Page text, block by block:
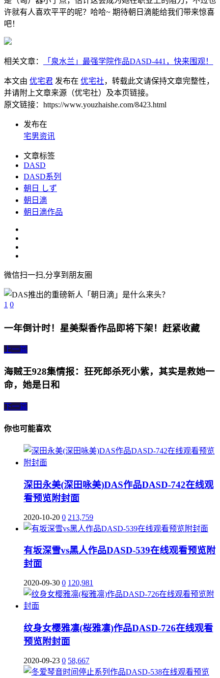
许就有人喜欢平平的呢？哈哈~ 期待朝日滴能给我们带来惊喜
吧！
相关文章： 「泉水兰」最强学院作品DASD-441，快来围观！
本文由 优宅君 发布在 优宅社，转载此文请保持文章完整性，
并请附上文章来源（优宅社）及本页链接。
原文链接：https://www.youzhaishe.com/8423.html
发布在
宅男资讯
文章标签
DASD
DASD系列
朝日 しず
朝日滴
朝日滴作品
微信扫一扫,分享到朋友圈
1 0
一年倒计时！星美梨香作品即将下架！赶紧收藏
上一篇
海贼王928集情报：狂死郎杀死小紫，其实是救她一
命，她是日和
下一篇
你也可能喜欢
深田永美(深田咏美)DAS作品DASD-742在线观
看预览附封面
2020-10-20 0 213,759
有坂深雪vs黑人作品DASD-539在线观看预览附
封面
2020-09-30 0 120,981
纹身女樱雅凛(桜雅凛)作品DASD-726在线观看
预览附封面
2020-09-23 0 58,667